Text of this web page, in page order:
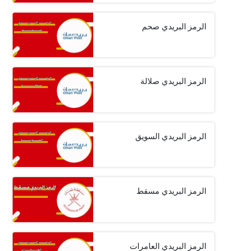
الرمز البريدي صحم
الرمز البريدي صلالة
الرمز البريدي السويق
الرمز البريدي مسقط
الرمز البريدي العامرات